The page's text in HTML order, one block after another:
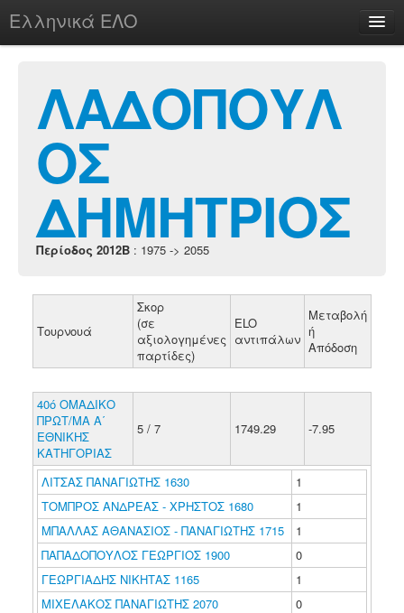
Ελληνικά ΕΛΟ
chesstu.be @ discord
Login
ΛΑΔΟΠΟΥΛ
ΟΣ
ΔΗΜΗΤΡΙΟΣ
Περίοδος 2012B : 1975 -> 2055
Τουρνουά
Σκορ
(σε
αξιολογημένες
παρτίδες)
ELO
αντιπάλων
Μεταβολή
ή
Απόδοση
40ό ΟΜΑΔΙΚΟ
ΠΡΩΤ/ΜΑ Α΄
ΕΘΝΙΚΗΣ
ΚΑΤΗΓΟΡΙΑΣ
5 / 7 1749.29 -7.95
ΛΙΤΣΑΣ ΠΑΝΑΓΙΩΤΗΣ 1630
1
ΤΟΜΠΡΟΣ ΑΝΔΡΕΑΣ - ΧΡΗΣΤΟΣ 1680
1
ΜΠΑΛΛΑΣ ΑΘΑΝΑΣΙΟΣ - ΠΑΝΑΓΙΩΤΗΣ 1715
1
ΠΑΠΑΔΟΠΟΥΛΟΣ ΓΕΩΡΓΙΟΣ 1900
0
ΓΕΩΡΓΙΑΔΗΣ ΝΙΚΗΤΑΣ 1165
1
ΜΙΧΕΛΑΚΟΣ ΠΑΝΑΓΙΩΤΗΣ 2070
0